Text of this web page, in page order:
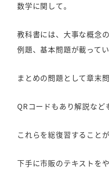
数学に関して。
教科書には、大事な概念
例題、基本問題が載ってい
まとめの問題として章末
QRコードもあり解説など
これらを総復習すること
下手に市販のテキストを